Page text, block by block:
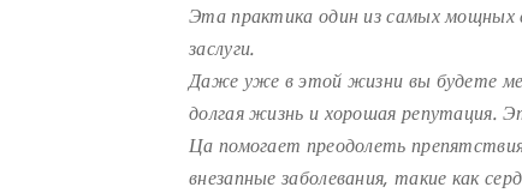
Эта практика один из самых мощных
заслуги.
Даже уже в этой жизни вы будете
долгая жизнь и хорошая репутация.
Ца помогает преодолеть
внезапные заболевания, такие как